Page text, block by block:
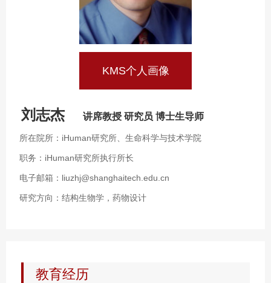
KMS个人画像
刘志杰 讲席教授 研究员 博士生导师
所在院所：iHuman研究所、生命科学与技术学院
职务：iHuman研究所执行所长
电子邮箱：liuzhj@shanghaitech.edu.cn
研究方向：结构生物学，药物设计
教育经历